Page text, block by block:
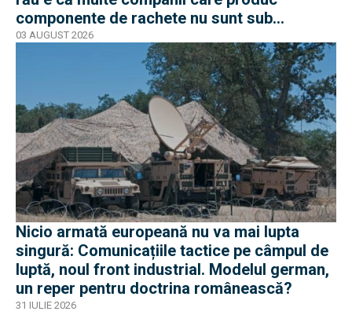
componente de rachete nu sunt sub
sancțiuni în Occident
03 AUGUST 2026
Nicio armată europeană nu va mai lupta
singură: Comunicațiile tactice pe câmpul de
luptă, noul front industrial. Modelul german,
un reper pentru doctrina românească?
31 IULIE 2026